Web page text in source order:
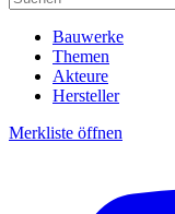
Bauwerke
Themen
Akteure
Hersteller
Merkliste öffnen